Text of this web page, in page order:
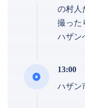
の村人
撮った
ハザン
13:00
ハザン